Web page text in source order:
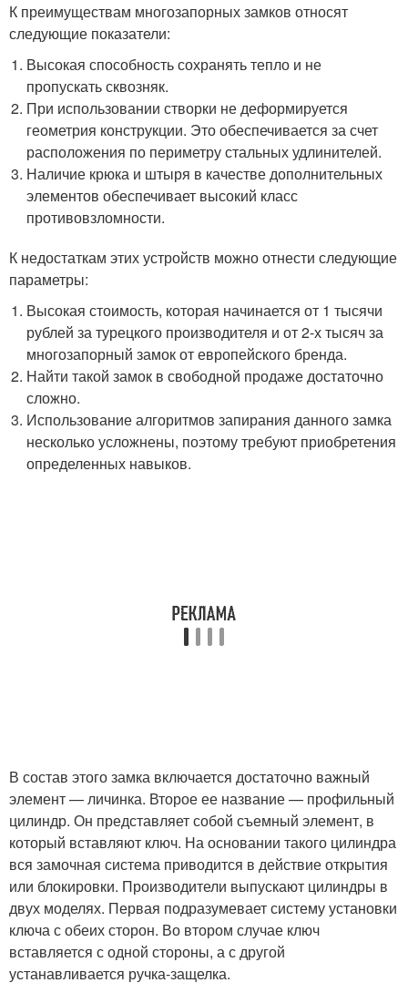
К преимуществам многозапорных замков относят
следующие показатели:
Высокая способность сохранять тепло и не
пропускать сквозняк.
При использовании створки не деформируется
геометрия конструкции. Это обеспечивается за счет
расположения по периметру стальных удлинителей.
Наличие крюка и штыря в качестве дополнительных
элементов обеспечивает высокий класс
противовзломности.
К недостаткам этих устройств можно отнести следующие
параметры:
Высокая стоимость, которая начинается от 1 тысячи
рублей за турецкого производителя и от 2-х тысяч за
многозапорный замок от европейского бренда.
Найти такой замок в свободной продаже достаточно
сложно.
Использование алгоритмов запирания данного замка
несколько усложнены, поэтому требуют приобретения
определенных навыков.
В состав этого замка включается достаточно важный
элемент — личинка. Второе ее название — профильный
цилиндр. Он представляет собой съемный элемент, в
который вставляют ключ. На основании такого цилиндра
вся замочная система приводится в действие открытия
или блокировки. Производители выпускают цилиндры в
двух моделях. Первая подразумевает систему установки
ключа с обеих сторон. Во втором случае ключ
вставляется с одной стороны, а с другой
устанавливается ручка-защелка.